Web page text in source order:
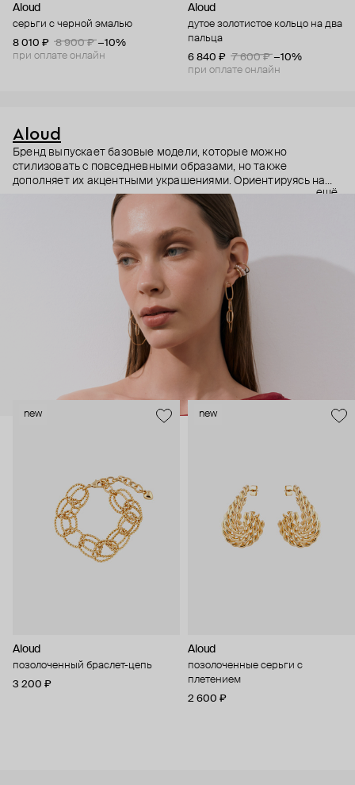
Aloud
серьги с черной эмалью
8 010 ₽
8 900 ₽ −10%
при оплате онлайн
Aloud
дутое золотистое кольцо на два
пальца
6 840 ₽
7 600 ₽ −10%
при оплате онлайн
Aloud
Бренд выпускает базовые модели, которые можно
стилизовать с повседневными образами, но также
дополняет их акцентными украшениями. Ориентируясь на
долгосрочные тренды, вдохновляясь культурой, искусством и
людьми, Aloud показывает коллекции несколько раз в год. А
в названии бренда зашифрован призыв слушать внутренний
голос и транслировать его через украшения.
ещё
new
Aloud
позолоченный браслет-цепь
3 200 ₽
new
Aloud
позолоченные серьги с
плетением
2 600 ₽